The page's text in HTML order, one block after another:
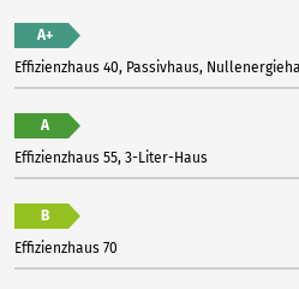
A+
Effizienzhaus 40, Passivhaus,
A
Effizienzhaus 55, 3-Liter-Haus
B
Effizienzhaus 70